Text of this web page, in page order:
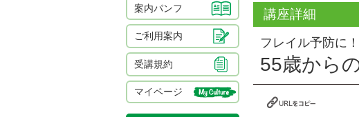
案内パンフ
ご利用案内
受講規約
マイページ
講座詳細
フレイル予防に！
55歳から